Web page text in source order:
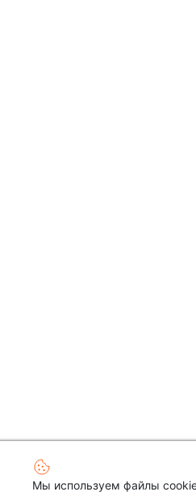
Мы используем файлы